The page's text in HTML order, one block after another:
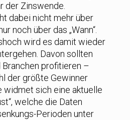
der Zinswende.
dabei nicht mehr über
noch über das „Wann“.
wird es damit wieder
Davon sollten
Branchen profitieren –
der größte Gewinner
widmet sich eine aktuelle
welche die Daten
Perioden unter